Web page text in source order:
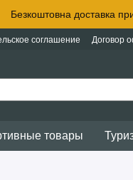
Безкоштовна доставка
соглашение Договор
товары